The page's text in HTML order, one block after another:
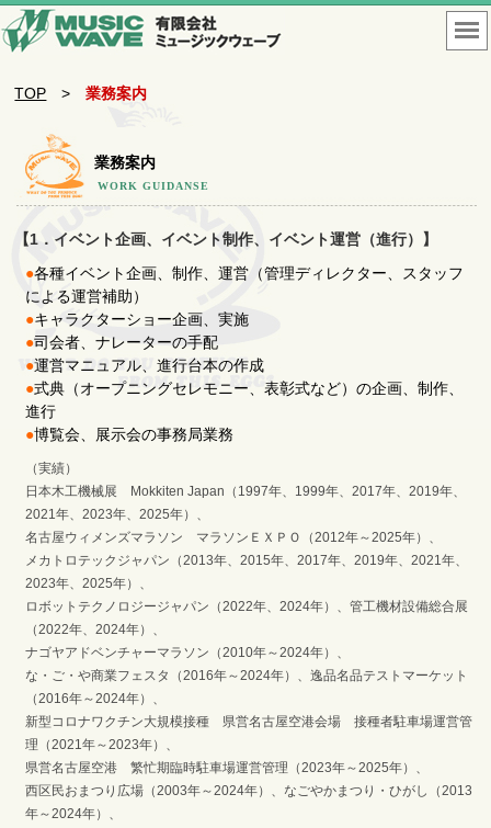
TOP >業務案内
業務案内
WORK GUIDANSE
【1．イベント企画、イベント制作、イベント運営（進行）】
●各種イベント企画、制作、運営（管理ディレクター、スタッフ
による運営補助）
●キャラクターショー企画、実施
●司会者、ナレーターの手配
●運営マニュアル、進行台本の作成
●式典（オープニングセレモニー、表彰式など）の企画、制作、
進行
●博覧会、展示会の事務局業務
（実績）
日本木工機械展 Mokkiten Japan（1997年、1999年、2017年、2019年、
2021年、2023年、2025年）、
名古屋ウィメンズマラソン マラソンＥＸＰＯ（2012年～2025年）、
メカトロテックジャパン（2013年、2015年、2017年、2019年、2021年、
2023年、2025年）、
ロボットテクノロジージャパン（2022年、2024年）、管工機材設備総合展
（2022年、2024年）、
ナゴヤアドベンチャーマラソン（2010年～2024年）、
な・ご・や商業フェスタ（2016年～2024年）、逸品名品テストマーケット
（2016年～2024年）、
新型コロナワクチン大規模接種 県営名古屋空港会場 接種者駐車場運営管
理（2021年～2023年）、
県営名古屋空港 繁忙期臨時駐車場運営管理（2023年～2025年）、
西区民おまつり広場（2003年～2024年）、なごやかまつり・ひがし（2013
年～2024年）、